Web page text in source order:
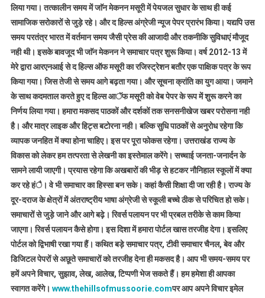
लिया गया। तत्कालीन समय में जाॅन मेकनन मसूरी में पेयजल सुधार के साथ ही कई
सामाजिक सरोकारों से जुड़े रहे। और द हिल्स अंग्रेजी न्यूज पेपर प्रारंभ किया। यद्यपि उस
समय परतंत्र भारत में वर्तमान समय जैसी प्रेस की आजादी और तकनीकि सुविधाएं मौजूद
नही थी। इसके बावजूद भी जाॅन मेकनन ने समाचार पत्र शुरू किया। वर्ष 2012-13 में
मेरे द्वारा आरएनआई से द हिल्स ऑफ मसूरी का रजिस्ट्रेशन बतौर एक पाक्षिक पत्र के रूप
किया गया। जिस तेजी से समय आगे बढ़ता गया। और सूचना क्रांति का युग आया। जमाने
के साथ कदमताल करते हुए द हिल्स आॅफ मसूरी को वेब पेपर के रूप में शुरू करने का
निर्णय लिया गया। हमारा मकसद पाठकों और दर्शकों तक सनसनीखेज खबर परोसना नही
है। और मात्र लाइक और हिट्स बटोरना नही। बल्कि सुधि पाठकों से अनुरोध रहेगा कि
व्यापक जनहित में क्या होना चाहिए। इस पर पूरा फोकस रहेगा। उत्तराखंड राज्य के
विकास को लेकर हम तत्परता से लेखनी का इस्तेमाल करेंगे। सच्चाई जनता-जनार्दन के
सामने लायी जाएगी। प्रयास रहेगा कि अखबारों की भीड़ से हटकर नौनिहाल स्कूलों में क्या
कर रहे हंै। वे भी समाचार का हिस्सा बन सके। कहां कैसी शिक्षा दी जा रही है। राज्य के
दूर-दराज के क्षेत्रों में अंतराष्ट्रीय भाषा अंग्रेजी से स्कूली बच्चे ठीक से परिचित हो सके।
समाचारों से जुड़े जाने और आगे बढ़े। रिवर्स पलायन पर भी प्रबल तरीके से काम किया
जाएगा। रिवर्स पलायन कैसे होगा। इस दिशा में हमारा पोर्टल खास तरजीह देगा। इसलिए
पोर्टल को द्विभाषी रखा गया हैं। कथित बड़े समाचार पत्र, टीवी समाचार चैनल, बेव और
डिजिटल पेपरों से अछूते समाचारों को तरजीह देना ही मकसद है। आप भी समय-समय पर
हमें अपने विचार, सुझाव, लेख, आलेख, टिप्पणी भेज सकते हैं। हम हमेशा ही आपका
स्वागत करेंगे। www.thehillsofmussoorie.comपर आप अपने विचार इमेल